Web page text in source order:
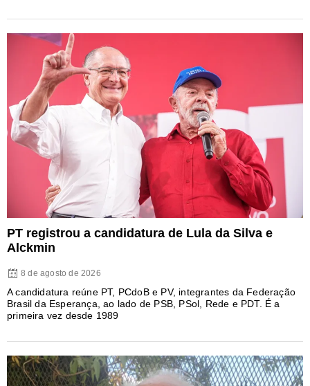
PT registrou a candidatura de Lula da Silva e
Alckmin
8 de agosto de 2026
A candidatura reúne PT, PCdoB e PV, integrantes da Federação
Brasil da Esperança, ao lado de PSB, PSol, Rede e PDT. É a
primeira vez desde 1989